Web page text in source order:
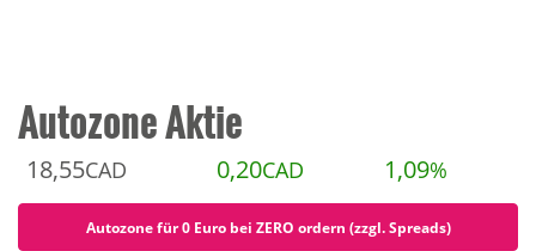
Autozone Aktie
18,55CAD 0,20CAD 1,09%
Autozone für 0 Euro bei ZERO ordern (zzgl. Spreads)